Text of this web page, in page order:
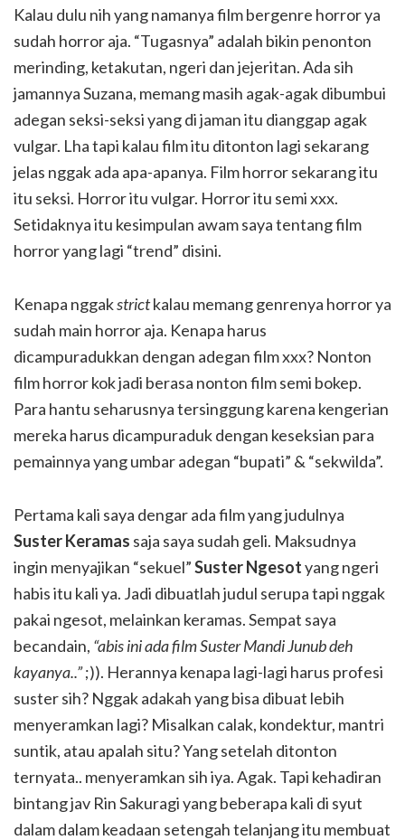
Kalau dulu nih yang namanya film bergenre horror ya
sudah horror aja. “Tugasnya” adalah bikin penonton
merinding, ketakutan, ngeri dan jejeritan. Ada sih
jamannya Suzana, memang masih agak-agak dibumbui
adegan seksi-seksi yang di jaman itu dianggap agak
vulgar. Lha tapi kalau film itu ditonton lagi sekarang
jelas nggak ada apa-apanya. Film horror sekarang itu
itu seksi. Horror itu vulgar. Horror itu semi xxx.
Setidaknya itu kesimpulan awam saya tentang film
horror yang lagi “trend” disini.
Kenapa nggakstrictkalau memang genrenya horror ya
sudah main horror aja. Kenapa harus
dicampuradukkan dengan adegan film xxx? Nonton
film horror kok jadi berasa nonton film semi bokep.
Para hantu seharusnya tersinggung karena kengerian
mereka harus dicampuraduk dengan keseksian para
pemainnya yang umbar adegan “bupati” & “sekwilda”.
Pertama kali saya dengar ada film yang judulnya
Suster Keramas saja saya sudah geli. Maksudnya
ingin menyajikan “sekuel”Suster Ngesotyang ngeri
habis itu kali ya. Jadi dibuatlah judul serupa tapi nggak
pakai ngesot, melainkan keramas. Sempat saya
becandain, “abis ini ada film Suster Mandi Junub deh
kayanya..”;)). Herannya kenapa lagi-lagi harus profesi
suster sih? Nggak adakah yang bisa dibuat lebih
menyeramkan lagi? Misalkan calak, kondektur, mantri
suntik, atau apalah situ? Yang setelah ditonton
ternyata.. menyeramkan sih iya. Agak. Tapi kehadiran
bintang jav Rin Sakuragi yang beberapa kali di syut
dalam dalam keadaan setengah telanjang itu membuat